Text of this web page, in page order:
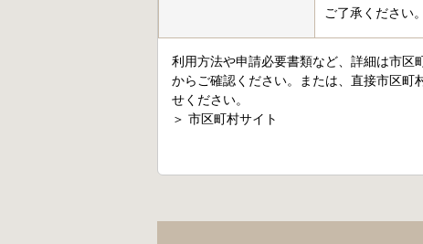
ご了承ください。
利用方法や申請必要書類など、詳細は市区
からご確認ください。または、直接市区町
せください。
＞ 市区町村サイト